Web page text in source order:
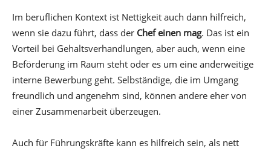
Im beruflichen Kontext ist Nettigkeit auch dann hilfreich,
wenn sie dazu führt, dass der Chef einen mag. Das ist ein
Vorteil bei Gehaltsverhandlungen, aber auch, wenn eine
Beförderung im Raum steht oder es um eine anderweitige
interne Bewerbung geht. Selbständige, die im Umgang
freundlich und angenehm sind, können andere eher von
einer Zusammenarbeit überzeugen.
Auch für Führungskräfte kann es hilfreich sein, als nett